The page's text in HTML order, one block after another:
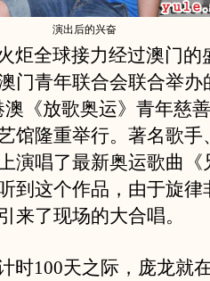
演出后的兴奋
炬全球接力经过澳门的
门青年联合会联合举办
《放歌奥运》青年慈
馆隆重举行。著名歌手
演唱了最新奥运歌曲《
到这个作品，由于旋律
来了现场的大合唱。
时100天之际，庞龙就